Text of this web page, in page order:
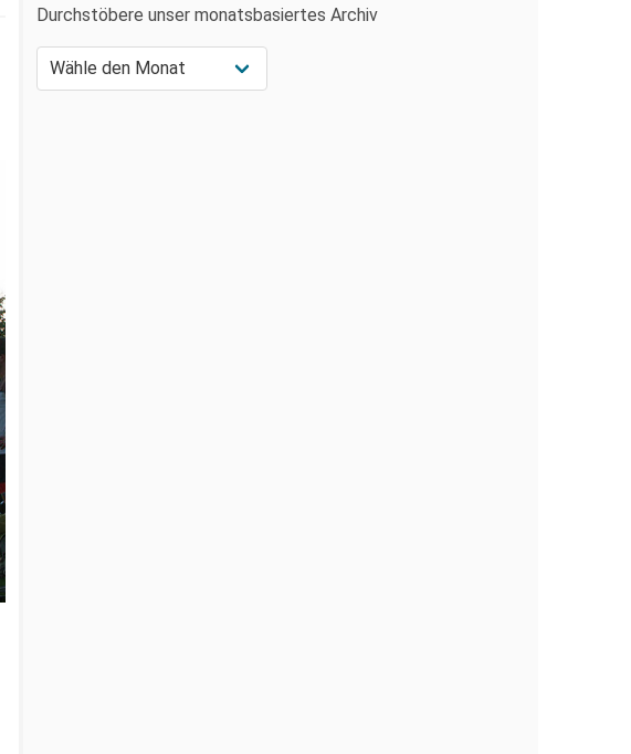
Durchstöbere unser monatsbasiertes Archiv